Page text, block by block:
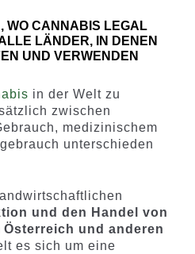
WO CANNABIS LEGAL
LÄNDER, IN DENEN
UND VERWENDEN
in der Welt zu
zwischen
medizinischem
unterschieden
und den Handel von
und anderen
es sich um eine